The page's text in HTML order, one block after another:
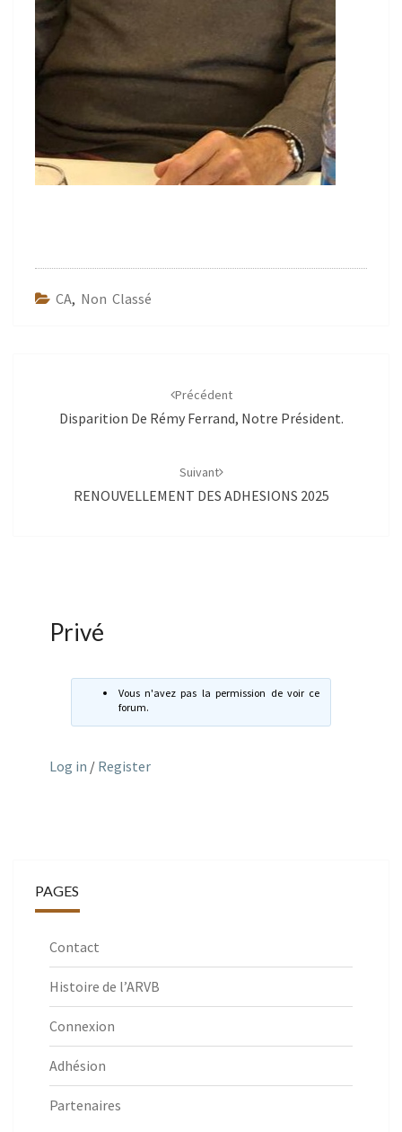
CA, Non Classé
Précédent
Disparition De Rémy Ferrand, Notre Président.
Suivant
RENOUVELLEMENT DES ADHESIONS 2025
Privé
Vous n'avez pas la permission de voir ce
forum.
Log in / Register
PAGES
Contact
Histoire de l’ARVB
Connexion
Adhésion
Partenaires